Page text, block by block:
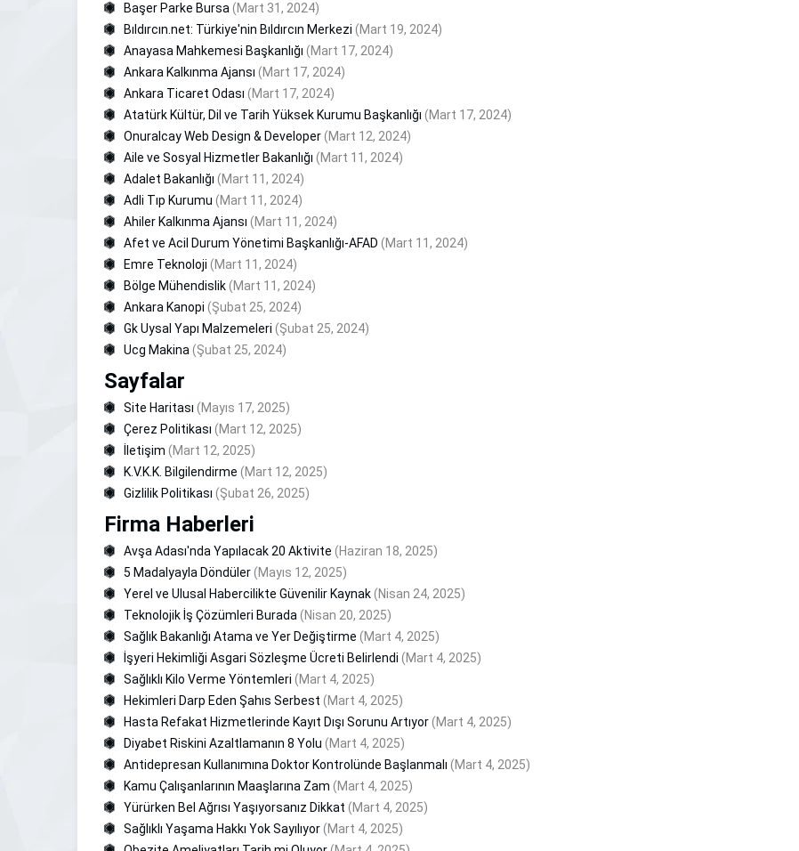
Başer Parke Bursa (Mart 31, 2024)
Bıldırcın.net: Türkiye'nin Bıldırcın Merkezi (Mart 19, 2024)
Anayasa Mahkemesi Başkanlığı (Mart 17, 2024)
Ankara Kalkınma Ajansı (Mart 17, 2024)
Ankara Ticaret Odası (Mart 17, 2024)
Atatürk Kültür, Dil ve Tarih Yüksek Kurumu Başkanlığı (Mart 17, 2024)
Onuralcay Web Design & Developer(Mart 12, 2024)
Aile ve Sosyal Hizmetler Bakanlığı (Mart 11, 2024)
Adalet Bakanlığı (Mart 11, 2024)
Adli Tıp Kurumu (Mart 11, 2024)
Ahiler Kalkınma Ajansı (Mart 11, 2024)
Afet ve Acil Durum Yönetimi Başkanlığı-AFAD (Mart 11, 2024)
Emre Teknoloji (Mart 11, 2024)
Bölge Mühendislik(Mart 11, 2024)
Ankara Kanopi (Şubat 25, 2024)
Gk Uysal Yapı Malzemeleri (Şubat 25, 2024)
Ucg Makina (Şubat 25, 2024)
Sayfalar
Site Haritası (Mayıs 17, 2025)
Çerez Politikası (Mart 12, 2025)
İletişim (Mart 12, 2025)
K.V.K.K. Bilgilendirme (Mart 12, 2025)
Gizlilik Politikası (Şubat 26, 2025)
Firma Haberleri
Avşa Adası'nda Yapılacak 20 Aktivite (Haziran 18, 2025)
5 Madalyayla Döndüler(Mayıs 12, 2025)
Yerel ve Ulusal Habercilikte Güvenilir Kaynak(Nisan 24, 2025)
Teknolojik İş Çözümleri Burada (Nisan 20, 2025)
Sağlık Bakanlığı Atama ve Yer Değiştirme (Mart 4, 2025)
İşyeri Hekimliği Asgari Sözleşme Ücreti Belirlendi (Mart 4, 2025)
Sağlıklı Kilo Verme Yöntemleri (Mart 4, 2025)
Hekimleri Darp Eden Şahıs Serbest (Mart 4, 2025)
Hasta Refakat Hizmetlerinde Kayıt Dışı Sorunu Artıyor(Mart 4, 2025)
Diyabet Riskini Azaltlamanın 8 Yolu (Mart 4, 2025)
Antidepresan Kullanımına Doktor Kontrolünde Başlanmalı (Mart 4, 2025)
Kamu Çalışanlarının Maaşlarına Zam (Mart 4, 2025)
Yürürken Bel Ağrısı Yaşıyorsanız Dikkat (Mart 4, 2025)
Sağlıklı Yaşama Hakkı Yok Sayılıyor(Mart 4, 2025)